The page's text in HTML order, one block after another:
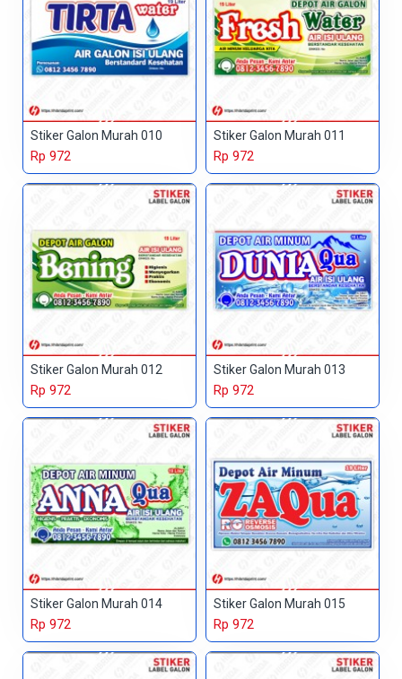
Stiker Galon Murah 010
Rp 972
Stiker Galon Murah 011
Rp 972
Stiker Galon Murah 012
Rp 972
Stiker Galon Murah 013
Rp 972
Stiker Galon Murah 014
Rp 972
Stiker Galon Murah 015
Rp 972